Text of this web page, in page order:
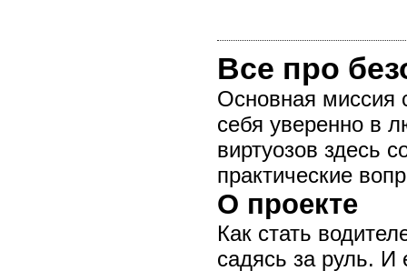
Все про
Основная миссия
себя уверенно в
виртуозов здесь
практические
О проекте
Как стать
садясь за руль.